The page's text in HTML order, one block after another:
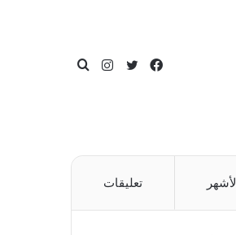
بحث
انستقرامتويتر
فيسبوك
تعليقات